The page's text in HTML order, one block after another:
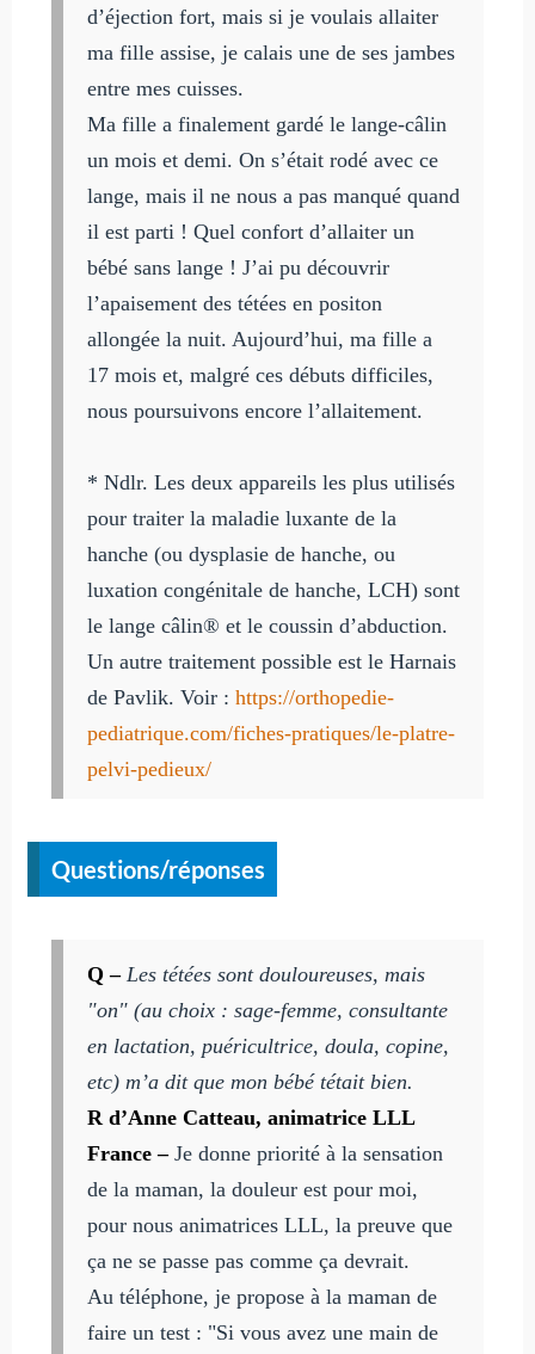
d’éjection fort, mais si je voulais allaiter
ma fille assise, je calais une de ses jambes
entre mes cuisses.
Ma fille a finalement gardé le lange-câlin
un mois et demi. On s’était rodé avec ce
lange, mais il ne nous a pas manqué quand
il est parti ! Quel confort d’allaiter un
bébé sans lange ! J’ai pu découvrir
l’apaisement des tétées en positon
allongée la nuit. Aujourd’hui, ma fille a
17 mois et, malgré ces débuts difficiles,
nous poursuivons encore l’allaitement.
* Ndlr. Les deux appareils les plus utilisés
pour traiter la maladie luxante de la
hanche (ou dysplasie de hanche, ou
luxation congénitale de hanche, LCH) sont
le lange câlin® et le coussin d’abduction.
Un autre traitement possible est le Harnais
de Pavlik. Voir : https://orthopedie-
pediatrique.com/fiches-pratiques/le-platre-
pelvi-pedieux/
Questions/réponses
Q – Les tétées sont douloureuses, mais
"on" (au choix : sage-femme, consultante
en lactation, puéricultrice, doula, copine,
etc) m’a dit que mon bébé tétait bien.
R d’Anne Catteau, animatrice LLL
France –Je donne priorité à la sensation
de la maman, la douleur est pour moi,
pour nous animatrices LLL, la preuve que
ça ne se passe pas comme ça devrait.
Au téléphone, je propose à la maman de
faire un test : "Si vous avez une main de